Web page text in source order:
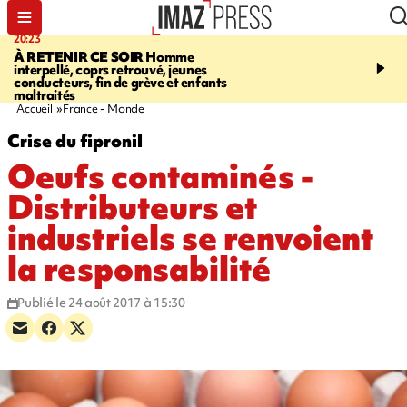
20:23
À RETENIR CE SOIRHomme
interpellé, coprs retrouvé, jeunes
conducteurs, fin de grève et enfants
maltraités
18:26
grève chez
Accueil France - Monde
Crise du fipronil
Oeufs contaminés -
Distributeurs et
industriels se renvoient
la responsabilité
Publié le 24 août 2017 à 15:30